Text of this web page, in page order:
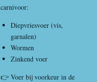
carnivoor:
Diepvriesvoer (vis,
garnalen)
Wormen
Zinkend voer
👉 Voer bij voorkeur in de